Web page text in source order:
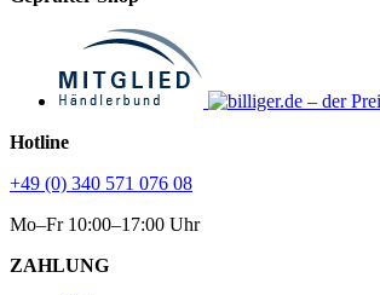
Hotline
+49 (0) 340 571 076 08
Mo–Fr 10:00–17:00 Uhr
ZAHLUNG